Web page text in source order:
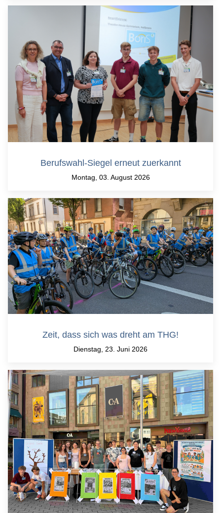
Berufswahl-Siegel erneut zuerkannt
Montag, 03. August 2026
Zeit, dass sich was dreht am THG!
Dienstag, 23. Juni 2026